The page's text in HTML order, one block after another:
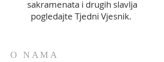
sakramenata i drugih slavlja
pogledajte Tjedni Vjesnik.
O NAMA